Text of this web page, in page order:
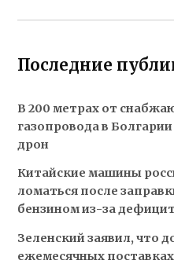
Последние
В 200 метрах от
газопровода в
дрон
Китайские машины
ломаться после
бензином из-за
Зеленский заявил, что
ежемесячных